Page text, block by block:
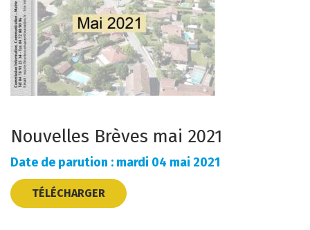
Nouvelles Brèves mai 2021
Date de parution : mardi 04 mai 2021
TÉLÉCHARGER